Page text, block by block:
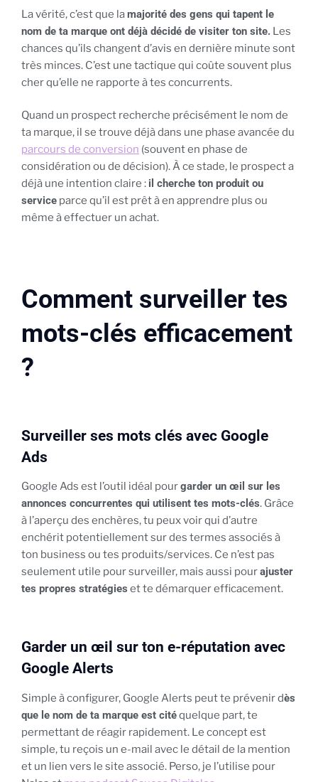
La vérité, c’est que lamajorité des gens qui tapent le
nom de ta marque ont déjà décidé de visiter ton site. Les
chances qu’ils changent d’avis en dernière minute sont
très minces. C’est une tactique qui coûte souvent plus
cher qu’elle ne rapporte à tes concurrents.
Quand un prospect recherche précisément le nom de
ta marque, il se trouve déjà dans une phase avancée du
parcours de conversion (souvent en phase de
considération ou de décision). À ce stade, le prospect a
déjà une intention claire : il cherche ton produit ou
service parce qu’il est prêt à en apprendre plus ou
même à effectuer un achat.
Comment surveiller tes
mots-clés efficacement
?
Surveiller ses mots clés avec Google
Ads
Google Ads est l’outil idéal pourgarder un œil sur les
annonces concurrentes qui utilisent tes mots-clés. Grâce
à l’aperçu des enchères, tu peux voir qui d’autre
enchérit potentiellement sur des termes associés à
ton business ou tes produits/services. Ce n’est pas
seulement utile pour surveiller, mais aussi pourajuster
tes propres stratégies et te démarquer efficacement.
Garder un œil sur ton e-réputation avec
Google Alerts
Simple à configurer, Google Alerts peut te prévenir dès
que le nom de ta marque est citéquelque part, te
permettant de réagir rapidement. Le concept est
simple, tu reçois un e-mail avec le détail de la mention
et un lien vers le site associé. Perso, je l’utilise pour